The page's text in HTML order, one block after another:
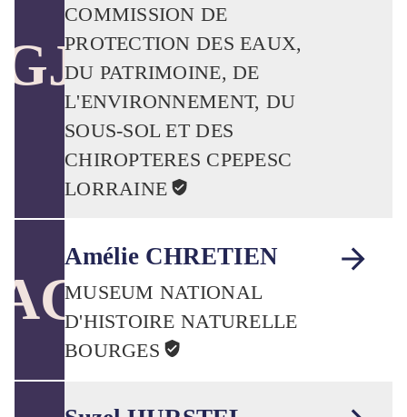
GJ
COMMISSION DE
PROTECTION DES EAUX,
DU PATRIMOINE, DE
L'ENVIRONNEMENT, DU
SOUS-SOL ET DES
CHIROPTERES CPEPESC
LORRAINE
Amélie CHRETIEN
MUSEUM NATIONAL
D'HISTOIRE NATURELLE
BOURGES